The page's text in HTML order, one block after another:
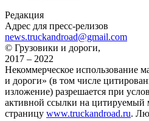
Редакция
Адрес для пресс-релизов
news.truckandroad@gmail.com
© Грузовики и дороги,
2017 – 2022
Некоммерческое использование
и дороги» (в том числе
изложение) разрешается при
активной ссылки на цитируемый
страницу www.truckandroad.ru.